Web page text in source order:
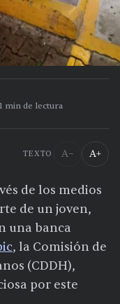
1 min de lectura
TEXTO A− A+
de los medios
de un joven,
una banca
, la Comisión de
(CDDH),
por este